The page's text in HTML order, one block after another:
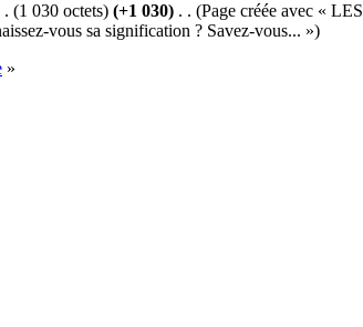
. (1 030 octets) (+1 030) . . (Page créée avec «
vous sa signification ? Savez-vous... »)
»